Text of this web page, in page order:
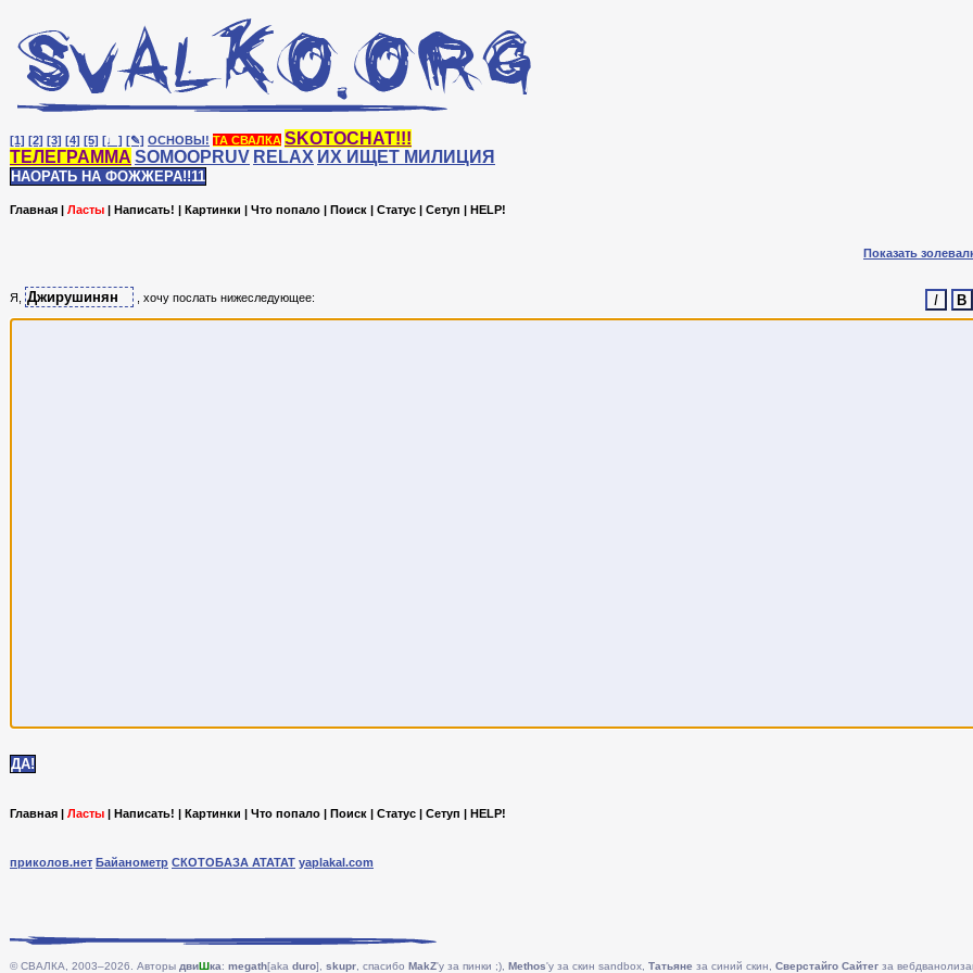
[1] [2] [3] [4] [5] [♩] [✎] ОСНОВЫ! ТА СВАЛКА SKOTOCHAT!!!
ТЕЛЕГРАММА SOMOOPRUV RELAX ИХ ИЩЕТ МИЛИЦИЯ
НАОРАТЬ НА ФОЖЖЕРА!!11
Главная | Ласты | Написать! | Картинки | Что попало | Поиск | Статус | Сетуп | HELP!
Показать
Я, , хочу послать нижеследующее: B
I
Главная | Ласты | Написать! | Картинки | Что попало | Поиск | Статус | Сетуп | HELP!
приколов.нет Байанометр СКОТОБАЗА АТАТАТ yaplakal.com
© СВАЛКА, 2003–2026. Авторы двиШка: megath[aka duro], skupr , спасибо MakZ'у за пинки ;), Methos'у за скин sandbox, Татьяне за синий скин, Сверстайго Сайтег за